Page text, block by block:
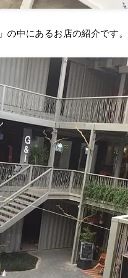
中にあるお店の紹介です。